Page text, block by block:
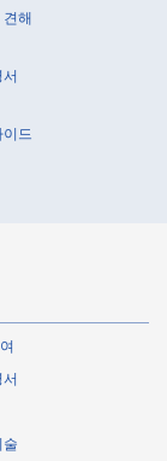
the
data, and
department
gender, bank
etc. from. The
or acquire
(e.g.,
history and
해
이드
술